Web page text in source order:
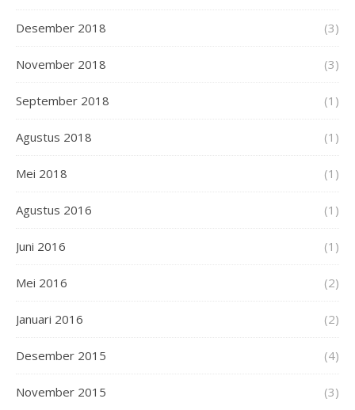
Desember 2018 (3)
November 2018 (3)
September 2018 (1)
Agustus 2018 (1)
Mei 2018 (1)
Agustus 2016 (1)
Juni 2016 (1)
Mei 2016 (2)
Januari 2016 (2)
Desember 2015 (4)
November 2015 (3)